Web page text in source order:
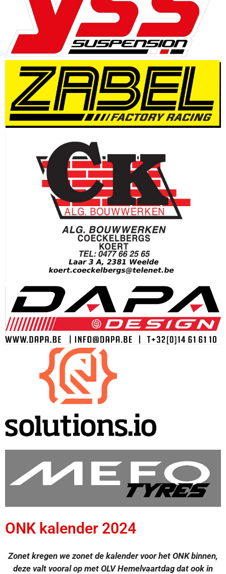
ONK kalender 2024
Zonet kregen we zonet de kalender voor het ONK binnen,
deze valt vooral op met OLV Hemelvaartdag dat ook in